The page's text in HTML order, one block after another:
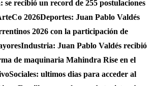
se recibió un record de 255 postulaciones
2026Deportes: Juan Pablo Valdés
2026 con la participación de
Industria: Juan Pablo Valdés recibió
de maquinaria Mahindra Rise en el
Sociales: ultimos dias para acceder al